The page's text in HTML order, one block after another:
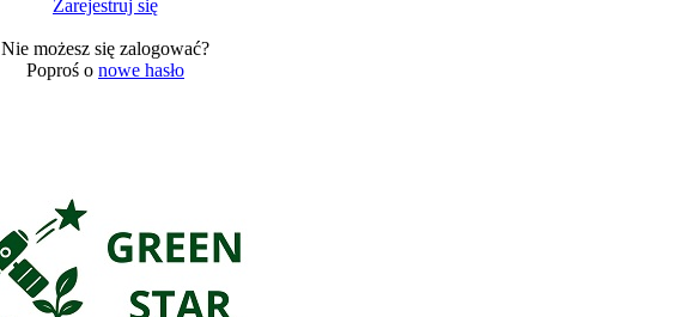
Zarejestruj się
Nie możesz się zalogować?
Poproś o nowe hasło